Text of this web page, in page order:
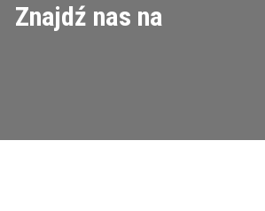
Znajdź nas na